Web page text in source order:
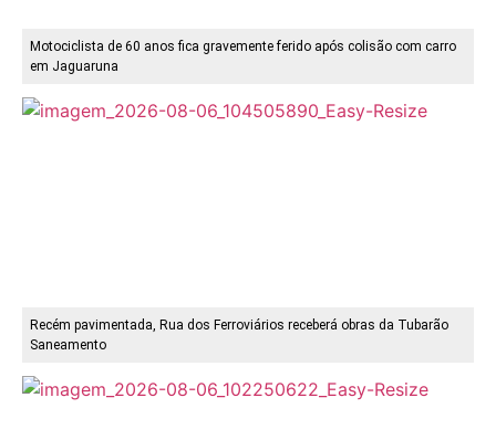
Motociclista de 60 anos fica gravemente ferido após colisão com carro
em Jaguaruna
Recém pavimentada, Rua dos Ferroviários receberá obras da Tubarão
Saneamento